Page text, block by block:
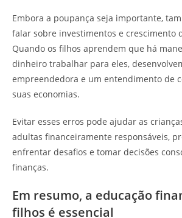
Embora a poupança seja importante,
falar sobre investimentos e crescimento
Quando os filhos aprendem que há
dinheiro trabalhar para eles,
empreendedora e um entendimento de
suas economias.
Evitar esses erros pode ajudar as
adultas financeiramente responsáveis,
enfrentar desafios e tomar decisões
finanças.
Em resumo, a educação
filhos é essencial